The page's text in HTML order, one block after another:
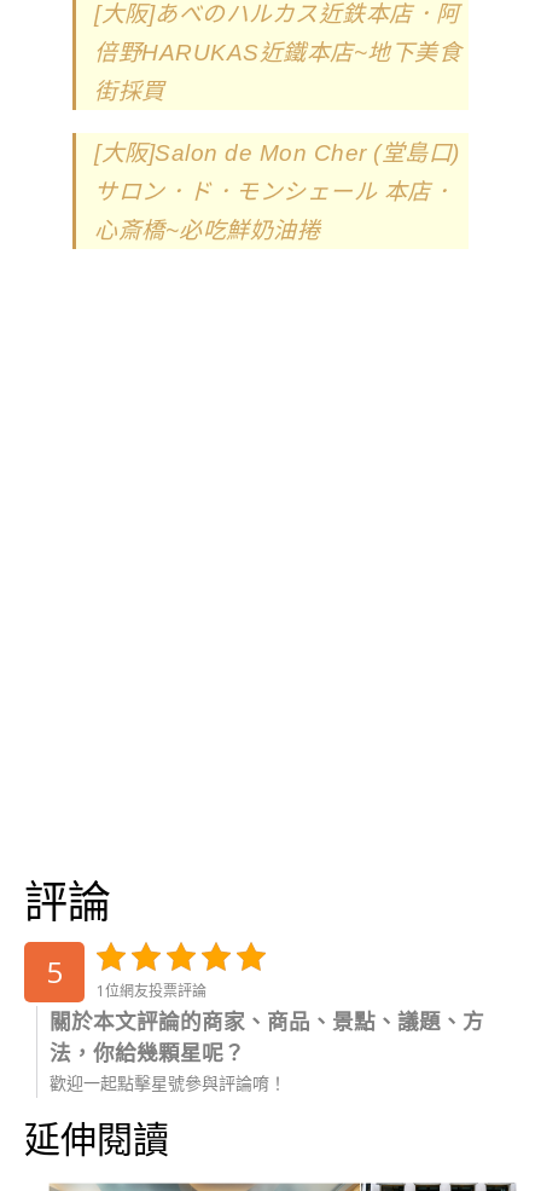
[大阪]あべのハルカス近鉄本店．阿
倍野HARUKAS近鐵本店~地下美食
街採買
[大阪]Salon de Mon Cher (堂島口)
サロン．ド．モンシェール 本店．
心斎橋~必吃鮮奶油捲
評論
5 1位網友投票評論
關於本文評論的商家、商品、景點、議題、方
法，你給幾顆星呢？
歡迎一起點擊星號參與評論唷！
延伸閱讀